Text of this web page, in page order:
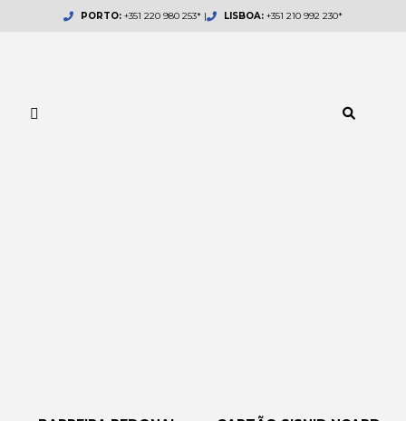
PORTO: +351 220 980 253* | LISBOA:+351 210 992 230*